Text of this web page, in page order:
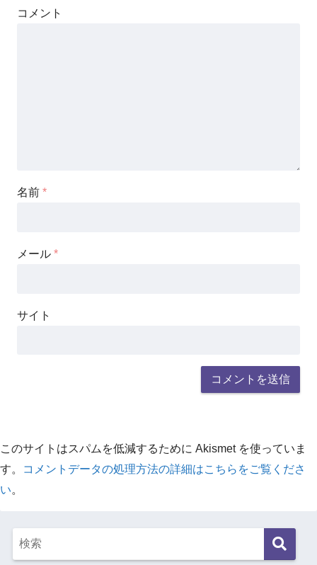
コメント
名前 *
メール *
サイト
このサイトはスパムを低減するために Akismet を使っていま
す。
コメントデータの処理方法の詳細はこちらをご覧くださ
い。